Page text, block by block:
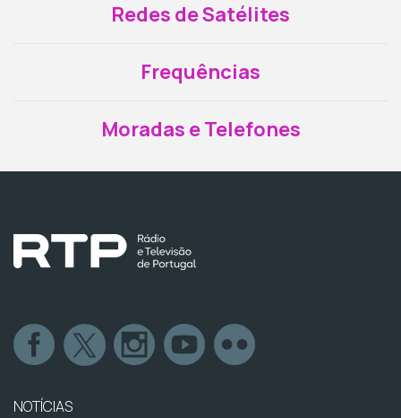
Redes de Satélites
Frequências
Moradas e Telefones
NOTÍCIAS